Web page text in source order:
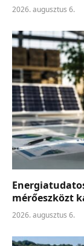
2026. augusztus 6.
mérőeszközt
2026. augusztus 6.